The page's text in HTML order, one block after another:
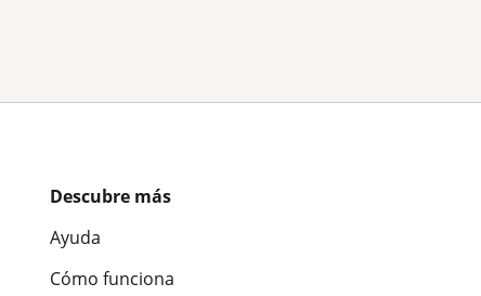
Descubre más
Ayuda
Cómo funciona